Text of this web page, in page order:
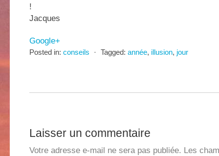
!
Jacques
Google+
Posted in: conseils ⋅ Tagged: année, illusion, jour
Laisser un commentaire
Votre adresse e-mail ne sera pas publiée. Les